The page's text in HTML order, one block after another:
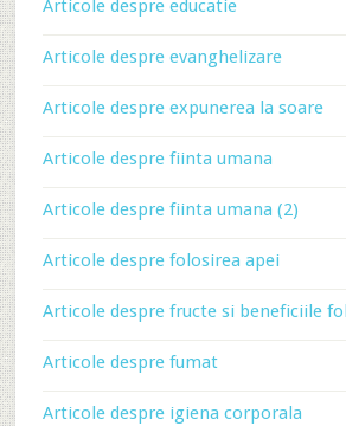
Articole despre educatie
Articole despre evanghelizare
Articole despre expunerea la soare
Articole despre fiinta umana
Articole despre fiinta umana (2)
Articole despre folosirea apei
Articole despre fructe si beneficiile
Articole despre fumat
Articole despre igiena corporala